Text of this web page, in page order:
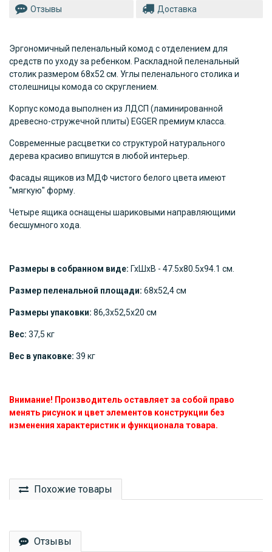
Отзывы Доставка
Эргономичный пеленальный комод с отделением для
средств по уходу за ребенком. Раскладной пеленальный
столик размером 68х52 см. Углы пеленального столика и
столешницы комода со скруглением.
Корпус комода выполнен из ЛДСП (ламинированной
древесно-стружечной плиты) EGGER премиум класса.
Современные расцветки со структурой натурального
дерева красиво впишутся в любой интерьер.
Фасады ящиков из МДФ чистого белого цвета имеют
"мягкую" форму.
Четыре ящика оснащены шариковыми направляющими
бесшумного хода.
Размеры в собранном виде: ГхШхВ - 47.5х80.5х94.1 см.
Размер пеленальной площади: 68х52,4 см
Размеры упаковки: 86,3х52,5х20 см
Вес: 37,5 кг
Вес в упаковке: 39 кг
Внимание! Производитель оставляет за собой право
менять рисунок и цвет элементов конструкции без
изменения характеристик и функционала товара.
Похожие товары
Отзывы